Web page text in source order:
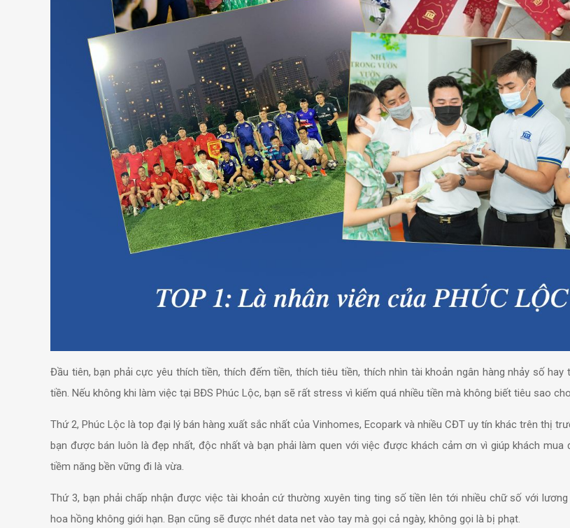
Đầu tiên, bạn phải cực yêu thích tiền, thích đếm tiền, thích tiêu tiền, thích nhìn tài khoản ngân hàng nhảy số hay
tiền. Nếu không khi làm việc tại BĐS Phúc Lộc, bạn sẽ rất stress vì kiếm quá nhiều tiền mà không biết tiêu sao
Thứ 2, Phúc Lộc là top đại lý bán hàng xuất sắc nhất của Vinhomes, Ecopark và nhiều CĐT uy tín khác trên thị
bạn được bán luôn là đẹp nhất, độc nhất và bạn phải làm quen với việc được khách cảm ơn vì giúp khách
tiềm năng bền vững đi là vừa.
Thứ 3, bạn phải chấp nhận được việc tài khoản cứ thường xuyên ting ting số tiền lên tới nhiều chữ số với
hoa hồng không giới hạn. Bạn cũng sẽ được nhét data net vào tay mà gọi cả ngày, không gọi là bị phạt.